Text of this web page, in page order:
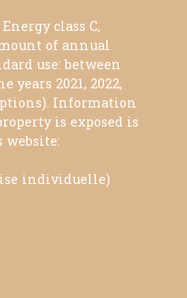
class C,
of annual
use: between
years 2021, 2022,
Information
is exposed is
website:
individuelle)